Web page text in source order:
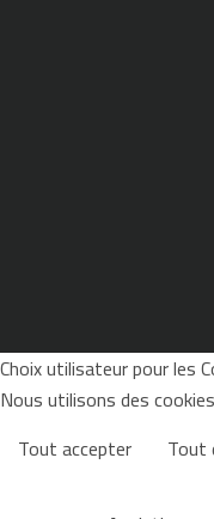
Choix utilisateur pour les
Nous utilisons des
Tout accepter
Tout